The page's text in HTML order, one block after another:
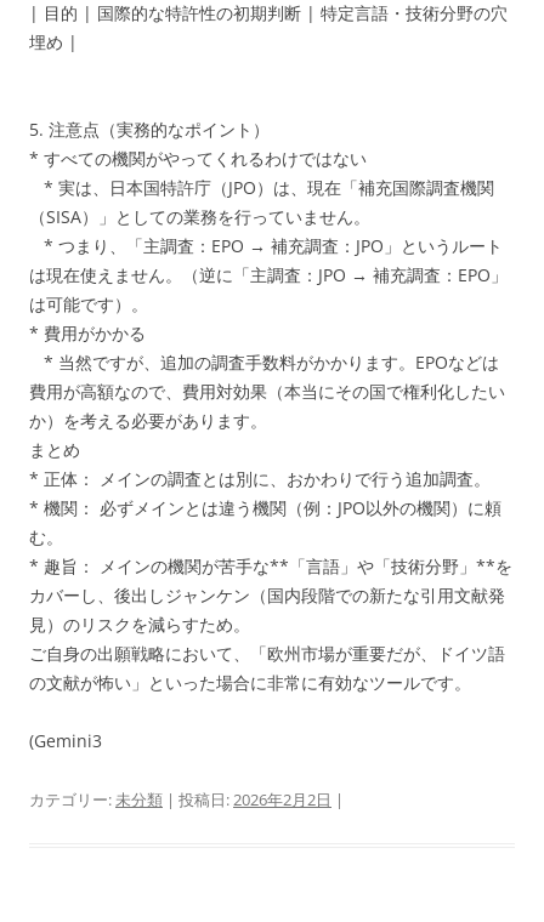
| 目的 | 国際的な特許性の初期判断 | 特定言語・技術分野の穴
埋め |
5. 注意点（実務的なポイント）
* すべての機関がやってくれるわけではない
* 実は、日本国特許庁（JPO）は、現在「補充国際調査機関
（SISA）」としての業務を行っていません。
* つまり、「主調査：EPO → 補充調査：JPO」というルート
は現在使えません。（逆に「主調査：JPO → 補充調査：EPO」
は可能です）。
* 費用がかかる
* 当然ですが、追加の調査手数料がかかります。EPOなどは
費用が高額なので、費用対効果（本当にその国で権利化したい
か）を考える必要があります。
まとめ
* 正体： メインの調査とは別に、おかわりで行う追加調査。
* 機関： 必ずメインとは違う機関（例：JPO以外の機関）に頼
む。
* 趣旨： メインの機関が苦手な**「言語」や「技術分野」**を
カバーし、後出しジャンケン（国内段階での新たな引用文献発
見）のリスクを減らすため。
ご自身の出願戦略において、「欧州市場が重要だが、ドイツ語
の文献が怖い」といった場合に非常に有効なツールです。
(Gemini3
カテゴリー:未分類 | 投稿日:2026年2月2日 |